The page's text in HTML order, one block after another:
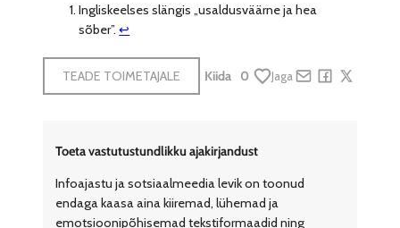
Ingliskeelses slängis „usaldusväärne ja hea
sõber”.↩︎
TEADE TOIMETAJALE Kiida 0 Jaga
Toeta vastutustundlikku ajakirjandust
Infoajastu ja sotsiaalmeedia levik on toonud
endaga kaasa aina kiiremad, lühemad ja
emotsioonipõhisemad tekstiformaadid ning